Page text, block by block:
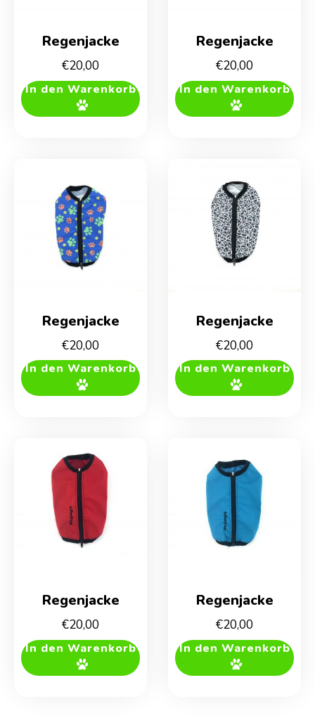
Regenjacke
€20,00
In den Warenkorb
Regenjacke
€20,00
In den Warenkorb
Regenjacke
€20,00
In den Warenkorb
Regenjacke
€20,00
In den Warenkorb
Regenjacke
€20,00
In den Warenkorb
Regenjacke
€20,00
In den Warenkorb